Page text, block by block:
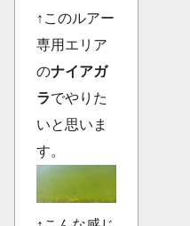
↑このルアー
専用エリア
のナイアガ
ラでやりた
いと思いま
す。